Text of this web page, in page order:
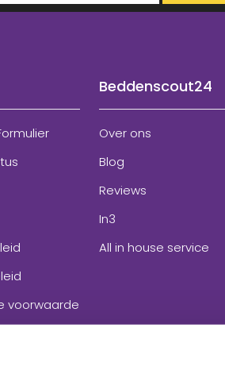
voorwaarde
Beddenscout24
Over ons
Blog
Reviews
In3
All in house service